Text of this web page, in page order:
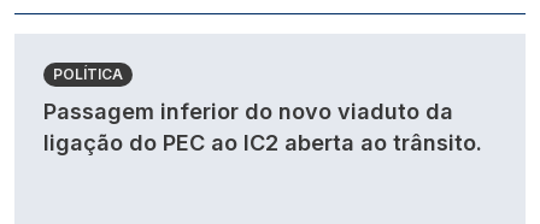
POLÍTICA
Passagem inferior do novo viaduto da
ligação do PEC ao IC2 aberta ao trânsito.